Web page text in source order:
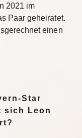
2021 im
Paar geheiratet.
einen
Star
sich Leon